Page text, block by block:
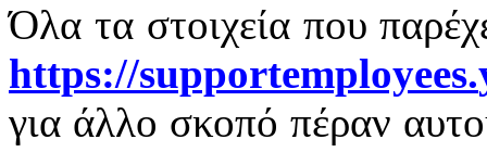
Όλα τα στοιχεία που
https://supportemployees.
για άλλο σκοπό πέραν